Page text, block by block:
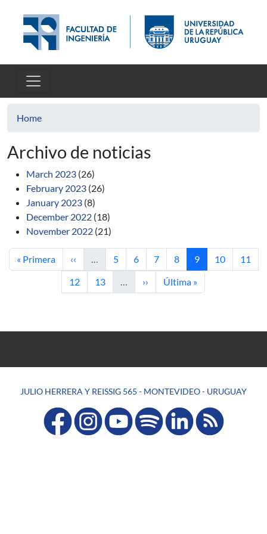
Home
Archivo de noticias
March 2023 (26)
February 2023 (26)
January 2023 (8)
December 2022 (18)
November 2022 (21)
First page
« Primera Previous page
‹‹ … Page
5 Page
6 Page
7 Page
8 Current page
9 Page
10 Page
11
Page
12 Page
13 … Next page
›› Last page
Última »
JULIO HERRERA Y REISSIG 565 - MONTEVIDEO - URUGUAY